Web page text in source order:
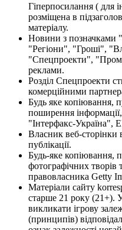
Гіперпосилання ( для
розміщена в
матеріалу.
Новини з позначками
"Регіони", "Гроші",
"Спецпроекти",
реклами.
Розділ Спецпроекти
комерційними
Будь яке копіювання,
поширення
"Інтерфакс-Україна",
Власник веб-сторінки
публікації.
Будь-яке копіювання,
фотографічних творів
правовласника Getty
Матеріали сайту
старше 21 року (21+).
викликати ігрову
(принципів)